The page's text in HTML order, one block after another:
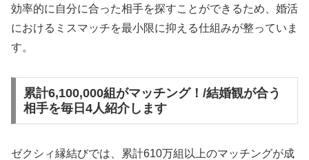
効率的に自分に合った相手を探すことができるため、婚活
におけるミスマッチを最小限に抑える仕組みが整っていま
す。
累計6,100,000組がマッチング！/結婚観が合う
相手を毎日4人紹介します
ゼクシィ縁結びでは、累計610万組以上のマッチングが成